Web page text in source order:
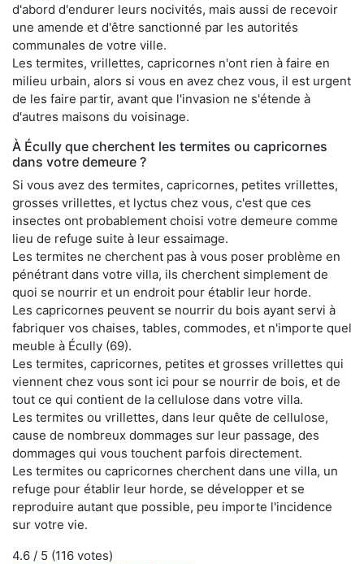
d'abord d'endurer leurs nocivités, mais aussi de recevoir
une amende et d'être sanctionné par les autorités
communales de votre ville.
Les termites, vrillettes, capricornes n'ont rien à faire en
milieu urbain, alors si vous en avez chez vous, il est urgent
de les faire partir, avant que l'invasion ne s'étende à
d'autres maisons du voisinage.
À Écully que cherchent les termites ou capricornes
dans votre demeure ?
Si vous avez des termites, capricornes, petites vrillettes,
grosses vrillettes, et lyctus chez vous, c'est que ces
insectes ont probablement choisi votre demeure comme
lieu de refuge suite à leur essaimage.
Les termites ne cherchent pas à vous poser problème en
pénétrant dans votre villa, ils cherchent simplement de
quoi se nourrir et un endroit pour établir leur horde.
Les capricornes peuvent se nourrir du bois ayant servi à
fabriquer vos chaises, tables, commodes, et n'importe quel
meuble à Écully (69).
Les termites, capricornes, petites et grosses vrillettes qui
viennent chez vous sont ici pour se nourrir de bois, et de
tout ce qui contient de la cellulose dans votre villa.
Les termites ou vrillettes, dans leur quête de cellulose,
cause de nombreux dommages sur leur passage, des
dommages qui vous touchent parfois directement.
Les termites ou capricornes cherchent dans une villa, un
refuge pour établir leur horde, se développer et se
reproduire autant que possible, peu importe l'incidence
sur votre vie.
4.6 / 5 (116 votes)